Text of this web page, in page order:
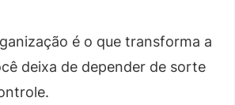
é o que transforma a
deixa de depender de sorte